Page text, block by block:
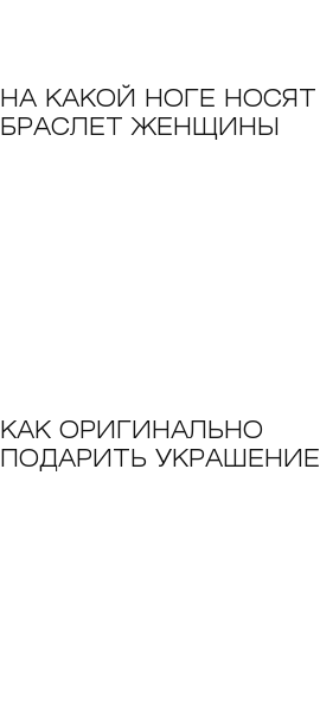
НА КАКОЙ НОГЕ НОСЯТ
БРАСЛЕТ ЖЕНЩИНЫ
КАК ОРИГИНАЛЬНО
ПОДАРИТЬ УКРАШЕНИЕ